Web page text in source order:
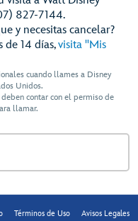
827-7144.
y necesitas cancelar?
de 14 días,visita "Mis
cuando llames a Disney
Unidos.
contar con el permiso de
llamar.
Términos de Uso Avisos Legales